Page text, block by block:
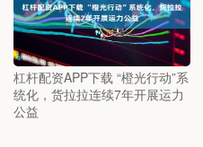
杠杆配资APP下载 “橙光行动”系
统化，货拉拉连续7年开展运力
公益